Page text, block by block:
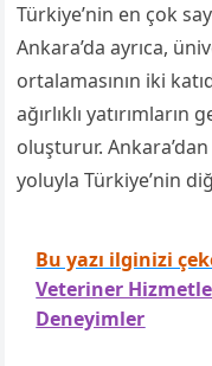
Türkiye’nin en çok
Ankara’da ayrıca,
ortalamasının iki
ağırlıklı
oluşturur.
yoluyla Türkiye’nin
Bu yazı ilginizi
Veteriner
Deneyimler